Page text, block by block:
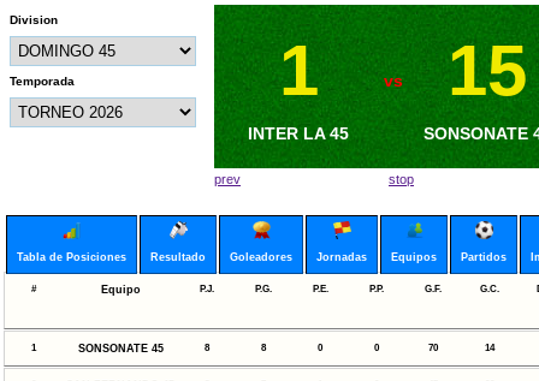
Division
Temporada 1
INTER LA 45
vs 15
SONSONATE
1
METAPAN 45
vs 6
BARZA 45
prev stop
Tabla de Posiciones Resultado Goleadores Jornadas Equipos Partidos
# Equipo P.J. P.G. P.E. P.P. G.F. G.C.
1 SONSONATE 45 8 8 0 0 70 14